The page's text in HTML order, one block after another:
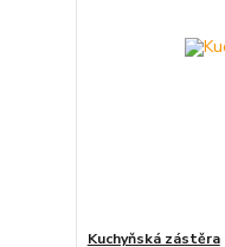
Kuchyňská zástěra